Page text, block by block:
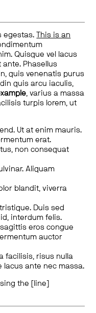
egestas.
This is an
Quisque vel lacus
ante. Phasellus
quis venenatis purus
quis arcu iaculis,
, varius a massa
turpis lorem, ut
Ut at enim mauris.
erat.
non consequat
Aliquam
blandit, viverra
Duis sed
interdum felis.
eros congue
auctor
facilisis, risus nulla
lacus ante nec massa.
the [line]